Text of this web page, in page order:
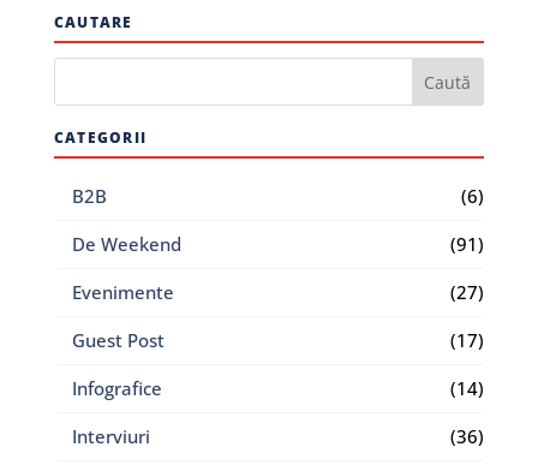
CAUTARE
CATEGORII
B2B
(6)
De Weekend
(91)
Evenimente
(27)
Guest Post
(17)
Infografice
(14)
Interviuri
(36)